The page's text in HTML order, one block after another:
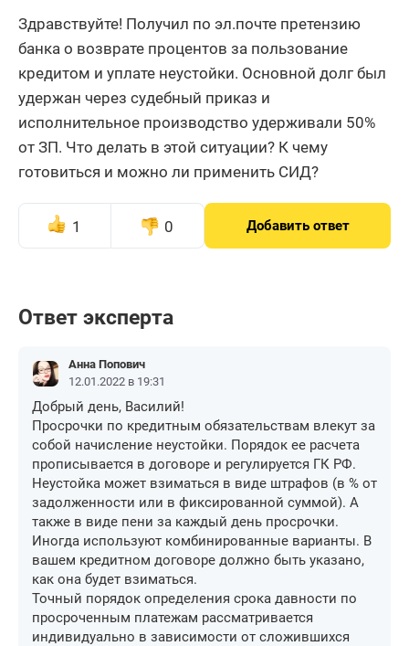
Здравствуйте! Получил по эл.почте претензию
банка о возврате процентов за пользование
кредитом и уплате неустойки. Основной долг был
удержан через судебный приказ и
исполнительное производство удерживали 50%
от ЗП. Что делать в этой ситуации? К чему
готовиться и можно ли применить СИД?
1 0 Добавить ответ
Ответ эксперта
Анна Попович
12.01.2022 в 19:31
Добрый день, Василий!
Просрочки по кредитным обязательствам влекут за
собой начисление неустойки. Порядок ее расчета
прописывается в договоре и регулируется ГК РФ.
Неустойка может взиматься в виде штрафов (в % от
задолженности или в фиксированной суммой). А
также в виде пени за каждый день просрочки.
Иногда используют комбинированные варианты. В
вашем кредитном договоре должно быть указано,
как она будет взиматься.
Точный порядок определения срока давности по
просроченным платежам рассматривается
индивидуально в зависимости от сложившихся